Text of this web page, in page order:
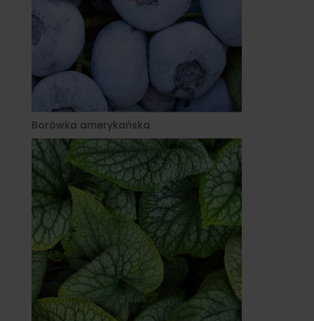
Borówka amerykańska